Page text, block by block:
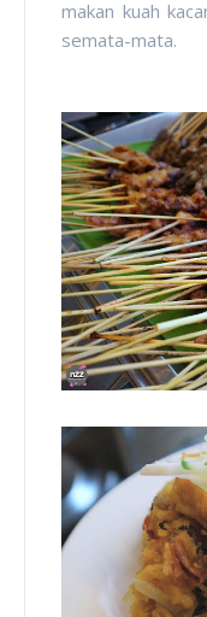
makan kuah
semata-mata.